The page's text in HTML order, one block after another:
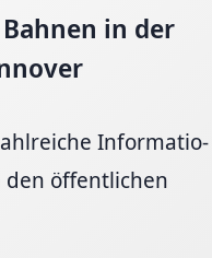
in der
In­for­ma­tio­
öffentlichen